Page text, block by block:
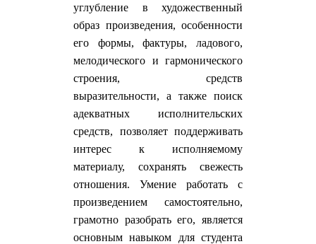
углубление в художественный
образ произведения, особенности
его формы, фактуры, ладового,
мелодического и гармонического
строения, средств
выразительности, а также поиск
адекватных исполнительских
средств, позволяет поддерживать
интерес к исполняемому
материалу, сохранять свежесть
отношения. Умение работать с
произведением самостоятельно,
грамотно разобрать его, является
основным навыком для студента